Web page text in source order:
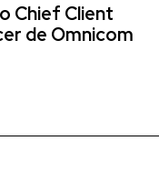
Chief Client
de Omnicom